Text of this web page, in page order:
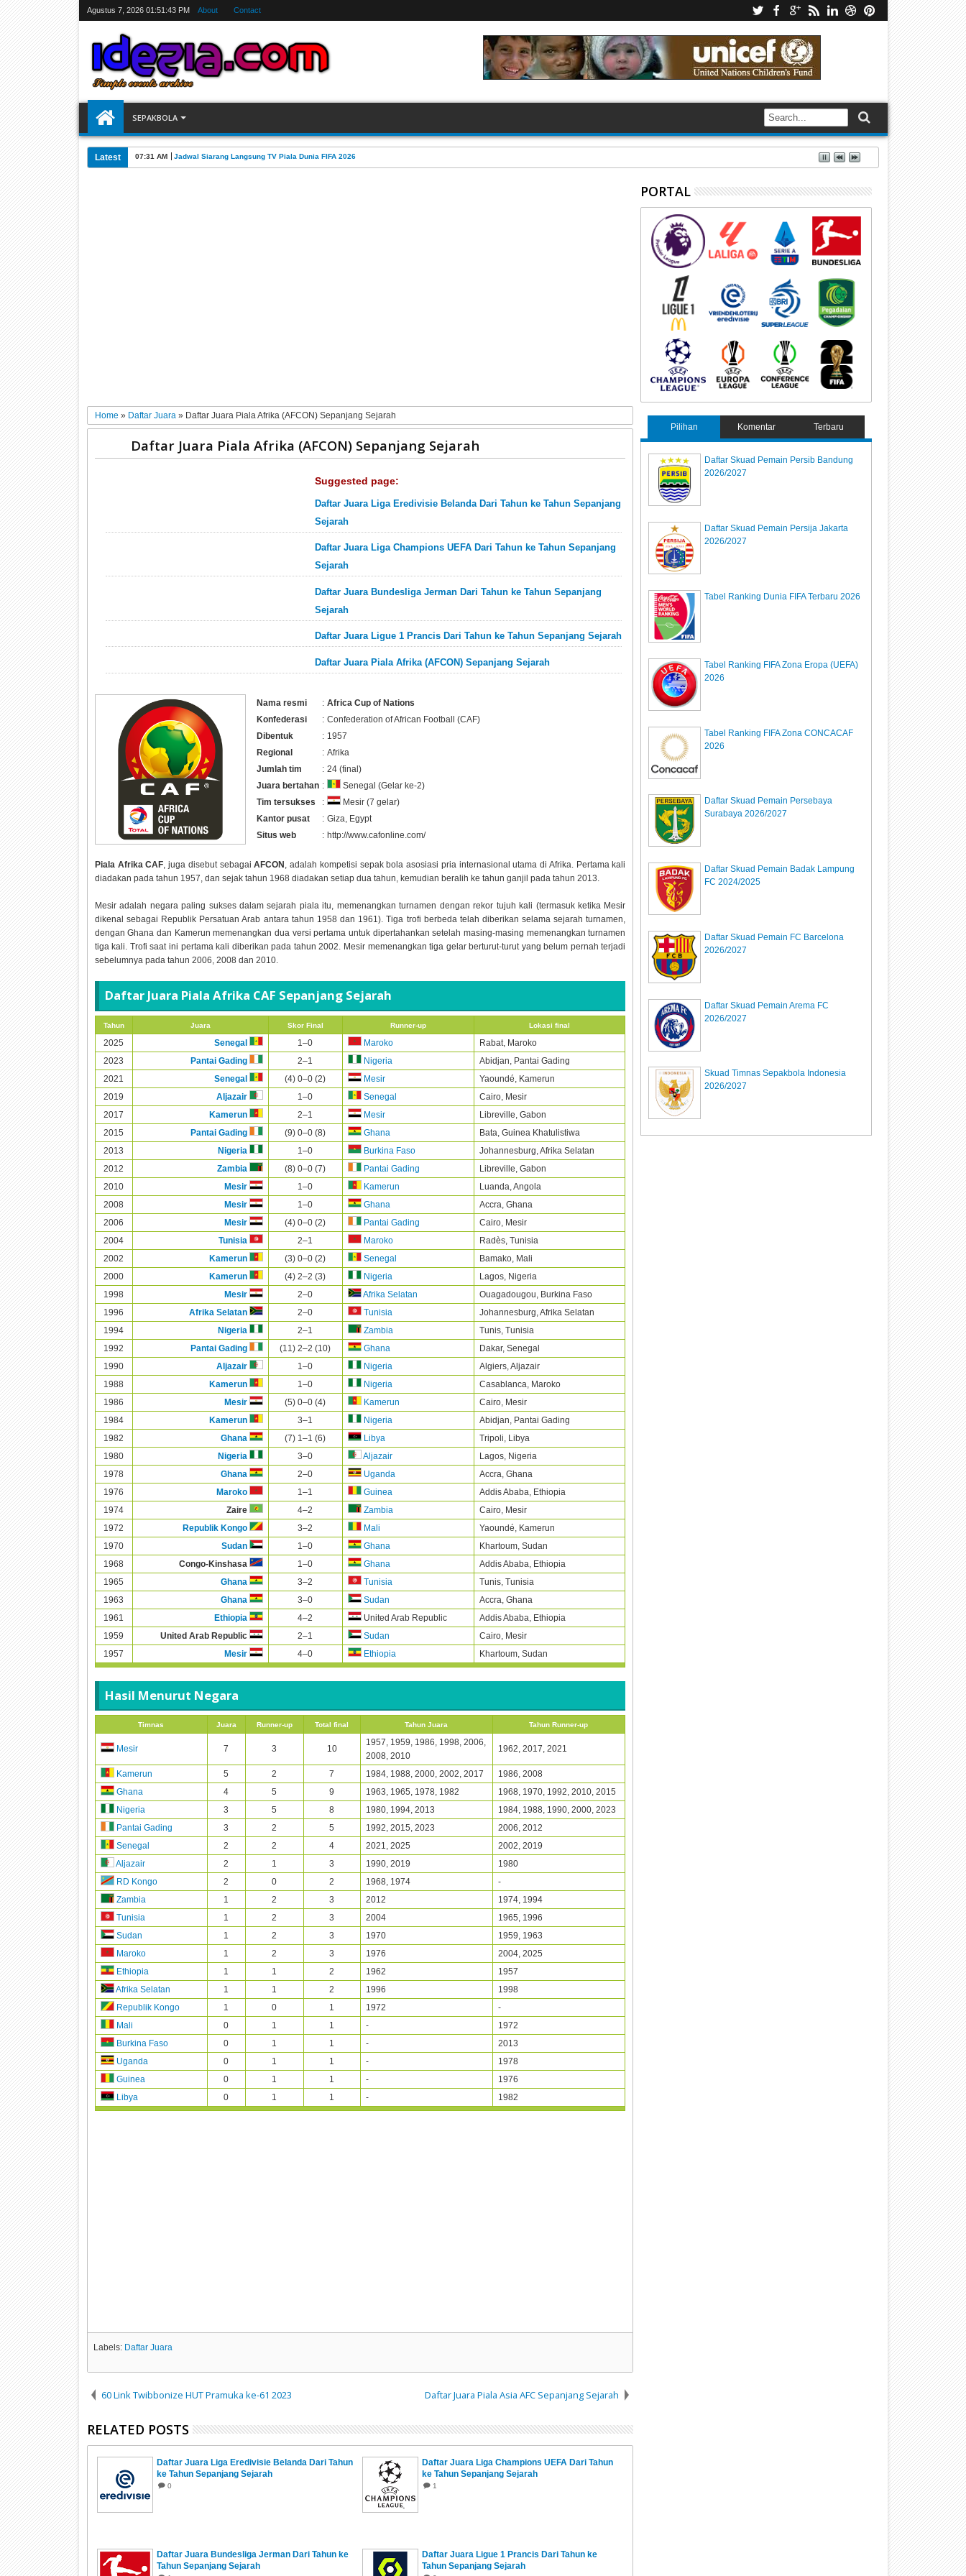
Agustus 7, 2026 01:51:44 PM About Contact
SEPAKBOLA
Latest 07:31 AM Jadwal Siarang Langsung TV Piala Dunia FIFA 2026
Home » Daftar Juara » Daftar Juara Piala Afrika (AFCON) Sepanjang Sejarah
Daftar Juara Piala Afrika (AFCON) Sepanjang Sejarah
Suggested page:
Daftar Juara Liga Eredivisie Belanda Dari Tahun ke Tahun Sepanjang
Sejarah
Daftar Juara Liga Champions UEFA Dari Tahun ke Tahun Sepanjang
Sejarah
Daftar Juara Bundesliga Jerman Dari Tahun ke Tahun Sepanjang
Sejarah
Daftar Juara Ligue 1 Prancis Dari Tahun ke Tahun Sepanjang Sejarah
Daftar Juara Piala Afrika (AFCON) Sepanjang Sejarah
Nama resmi : Africa Cup of Nations
Konfederasi
: Confederation of African Football (CAF)
Dibentuk
: 1957
Regional
: Afrika
Jumlah tim
: 24 (final)
Juara bertahan :
Senegal (Gelar ke-2)
Tim tersukses
:
Mesir (7 gelar)
Kantor pusat
: Giza, Egypt
Situs web
: http://www.cafonline.com/
Piala Afrika CAF , juga disebut sebagaiAFCON , adalah kompetisi sepak bola asosiasi pria internasional utama di Afrika. Pertama kali
diadakan pada tahun 1957, dan sejak tahun 1968 diadakan setiap dua tahun, kemudian beralih ke tahun ganjil pada tahun 2013.
Mesir adalah negara paling sukses dalam sejarah piala itu, memenangkan turnamen dengan rekor tujuh kali (termasuk ketika Mesir
dikenal sebagai Republik Persatuan Arab antara tahun 1958 dan 1961). Tiga trofi berbeda telah diberikan selama sejarah turnamen,
dengan Ghana dan Kamerun memenangkan dua versi pertama untuk dipertahankan setelah masing-masing memenangkan turnamen
tiga kali. Trofi saat ini pertama kali diberikan pada tahun 2002. Mesir memenangkan tiga gelar berturut-turut yang belum pernah terjadi
sebelumnya pada tahun 2006, 2008 dan 2010.
Daftar Juara Piala Afrika CAF Sepanjang Sejarah
Tahun Juara Skor Final Runner-up Lokasi final
2025 Senegal 1–0 Maroko Rabat, Maroko
2023
Pantai Gading 2–1 Nigeria Abidjan, Pantai Gading
2021
Senegal (4) 0–0 (2) Mesir
Yaoundé, Kamerun
2019
Aljazair 1–0 Senegal Cairo, Mesir
2017
Kamerun 2–1 Mesir Libreville, Gabon
2015
Pantai Gading (9) 0–0 (8) Ghana Bata, Guinea Khatulistiwa
2013
Nigeria 1–0 Burkina Faso Johannesburg, Afrika Selatan
2012
Zambia (8) 0–0 (7) Pantai Gading Libreville, Gabon
2010
Mesir 1–0 Kamerun Luanda, Angola
2008
Mesir 1–0 Ghana Accra, Ghana
2006
Mesir (4) 0–0 (2) Pantai Gading Cairo, Mesir
2004
Tunisia 2–1 Maroko Radès, Tunisia
2002
Kamerun (3) 0–0 (2) Senegal Bamako, Mali
2000
Kamerun (4) 2–2 (3) Nigeria Lagos, Nigeria
1998
Mesir 2–0 Afrika Selatan Ouagadougou, Burkina Faso
1996
Afrika Selatan 2–0 Tunisia Johannesburg, Afrika Selatan
1994
Nigeria 2–1 Zambia Tunis, Tunisia
1992
Pantai Gading (11) 2–2 (10) Ghana Dakar, Senegal
1990
Aljazair 1–0 Nigeria Algiers, Aljazair
1988
Kamerun 1–0 Nigeria Casablanca, Maroko
1986
Mesir (5) 0–0 (4) Kamerun Cairo, Mesir
1984
Kamerun 3–1 Nigeria Abidjan, Pantai Gading
1982
Ghana (7) 1–1 (6) Libya Tripoli, Libya
1980
Nigeria 3–0 Aljazair Lagos, Nigeria
1978
Ghana 2–0 Uganda Accra, Ghana
1976
Maroko 1–1 Guinea Addis Ababa, Ethiopia
1974
Zaire 4–2 Zambia Cairo, Mesir
1972
Republik Kongo 3–2 Mali Yaoundé, Kamerun
1970
Sudan 1–0 Ghana Khartoum, Sudan
1968
Congo-Kinshasa 1–0 Ghana Addis Ababa, Ethiopia
1965
Ghana 3–2 Tunisia Tunis, Tunisia
1963
Ghana 3–0 Sudan Accra, Ghana
1961
Ethiopia 4–2 United Arab Republic Addis Ababa, Ethiopia
1959
United Arab Republic 2–1 Sudan Cairo, Mesir
1957
Mesir 4–0 Ethiopia Khartoum, Sudan
Hasil Menurut Negara
Timnas Juara Runner-up Total final Tahun Juara Tahun Runner-up
Mesir 7 3 10
1957, 1959, 1986, 1998, 2006,
2008, 2010
1962, 2017, 2021
Kamerun 5 2 7 1984, 1988, 2000, 2002, 2017
1986, 2008
Ghana
4 5 9 1963, 1965, 1978, 1982
1968, 1970, 1992, 2010, 2015
Nigeria
3 5 8 1980, 1994, 2013
1984, 1988, 1990, 2000, 2023
Pantai Gading
3 2 5 1992, 2015, 2023
2006, 2012
Senegal
2 2 4 2021, 2025
2002, 2019
Aljazair
2 1 3 1990, 2019
1980
RD Kongo
2 0 2 1968, 1974
-
Zambia
1 2 3 2012
1974, 1994
Tunisia
1 2 3 2004
1965, 1996
Sudan
1 2 3 1970
1959, 1963
Maroko
1 2 3 1976
2004, 2025
Ethiopia
1 1 2 1962
1957
Afrika Selatan
1 1 2 1996
1998
Republik Kongo
1 0 1 1972
-
Mali
0 1 1 -
1972
Burkina Faso
0 1 1 -
2013
Uganda
0 1 1 -
1978
Guinea
0 1 1 -
1976
Libya
0 1 1 - 1982
Labels: Daftar Juara
60 Link Twibbonize HUT Pramuka ke-61 2023 Daftar Juara Piala Asia AFC Sepanjang Sejarah
RELATED POSTS
Daftar Juara Liga Eredivisie Belanda Dari Tahun
ke Tahun Sepanjang Sejarah
0
Daftar Juara Liga Champions UEFA Dari Tahun
ke Tahun Sepanjang Sejarah
1
Daftar Juara Bundesliga Jerman Dari Tahun ke
Tahun Sepanjang Sejarah
Daftar Juara Ligue 1 Prancis Dari Tahun ke
Tahun Sepanjang Sejarah
PORTAL
Pilihan Komentar Terbaru
Daftar Skuad Pemain Persib Bandung
2026/2027
Daftar Skuad Pemain Persija Jakarta
2026/2027
Tabel Ranking Dunia FIFA Terbaru 2026
Tabel Ranking FIFA Zona Eropa (UEFA)
2026
Tabel Ranking FIFA Zona CONCACAF
2026
Daftar Skuad Pemain Persebaya
Surabaya 2026/2027
Daftar Skuad Pemain Badak Lampung
FC 2024/2025
Daftar Skuad Pemain FC Barcelona
2026/2027
Daftar Skuad Pemain Arema FC
2026/2027
Skuad Timnas Sepakbola Indonesia
2026/2027